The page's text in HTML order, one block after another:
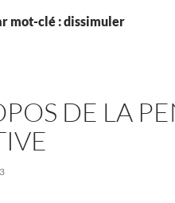
mot-clé : dissimuler
DE LA